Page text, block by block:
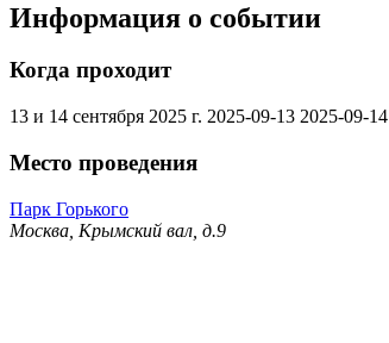
Информация о событии
Когда проходит
13 и 14 сентября 2025 г. 2025-09-13 2025-09-14
Место проведения
Парк Горького
Москва, Крымский вал, д.9